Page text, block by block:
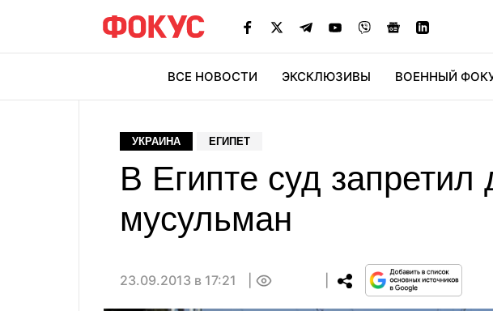
ВСЕ НОВОСТИ ЭКСКЛЮЗИВЫ ВОЕННЫЙ
УКРАИНА ЕГИПЕТ
В Египте суд запретил
мусульман
23.09.2013 в 17:21